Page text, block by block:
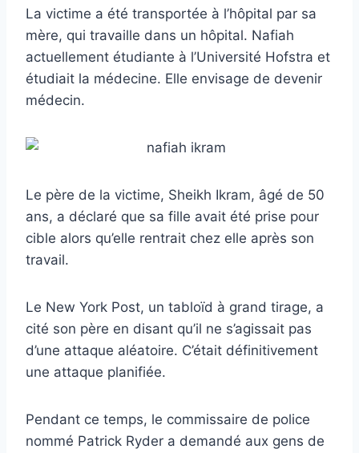
La victime a été transportée à l’hôpital par sa
mère, qui travaille dans un hôpital. Nafiah
actuellement étudiante à l’Université Hofstra et
étudiait la médecine. Elle envisage de devenir
médecin.
Le père de la victime, Sheikh Ikram, âgé de 50
ans, a déclaré que sa fille avait été prise pour
cible alors qu’elle rentrait chez elle après son
travail.
Le New York Post, un tabloïd à grand tirage, a
cité son père en disant qu’il ne s’agissait pas
d’une attaque aléatoire. C’était définitivement
une attaque planifiée.
Pendant ce temps, le commissaire de police
nommé Patrick Ryder a demandé aux gens de